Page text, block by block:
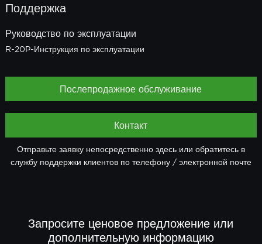
Послепродажное обслуживание
Контакт
Отправьте заявку непосредственно здесь или обратитесь в
службу поддержки клиентов по телефону / электронной почте
Поддержка
Руководство по эксплуатации
R-20P-Инструкция по эксплуатации
Запросите ценовое предложение или
дополнительную информацию